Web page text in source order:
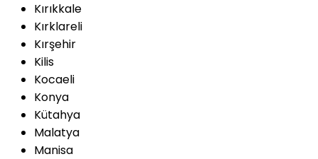
Kırıkkale
Kırklareli
Kırşehir
Kilis
Kocaeli
Konya
Kütahya
Malatya
Manisa